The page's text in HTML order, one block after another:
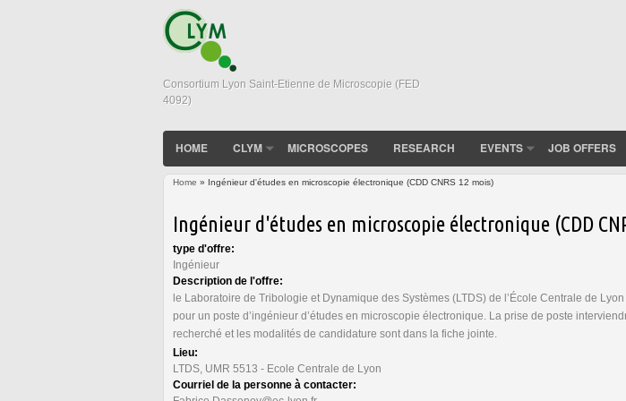
Consortium Lyon Saint-Etienne de Microscopie (FED
4092)
HOME CLYM MICROSCOPES RESEARCH EVENTS JOB OFFERS
Home » Ingénieur d'études en microscopie électronique (CDD CNRS 12 mois)
Ingénieur d'études en microscopie électronique (CDD
type d'offre:
Ingénieur
Description de l'offre:
le Laboratoire de Tribologie et Dynamique des Systèmes (LTDS) de l’École Centrale de
pour un poste d’ingénieur d’études en microscopie électronique. La prise de poste
recherché et les modalités de candidature sont dans la fiche jointe.
Lieu:
LTDS, UMR 5513 - Ecole Centrale de Lyon
Courriel de la personne à contacter: